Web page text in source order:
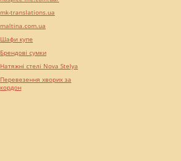
mk-translations.ua
maltina.com.ua
Шафи купе
Брендові сумки
Натяжні стелі Nova Stelya
Перевезення хворих за
кордон